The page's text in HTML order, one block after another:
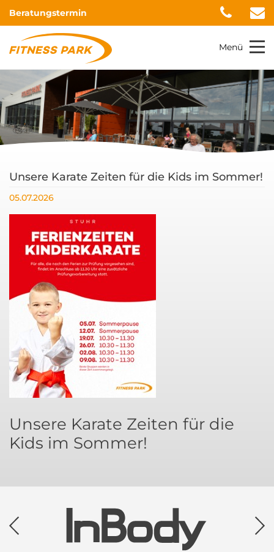
Beratungstermin
Menü
Unsere Karate Zeiten für die Kids im Sommer!
05.07.2026
Unsere Karate Zeiten für die
Kids im Sommer!